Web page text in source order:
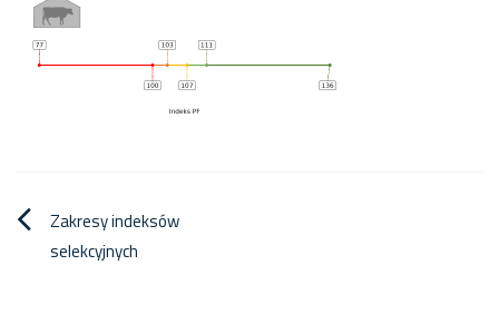
Nawigacja
Zakresy indeksów
selekcyjnych